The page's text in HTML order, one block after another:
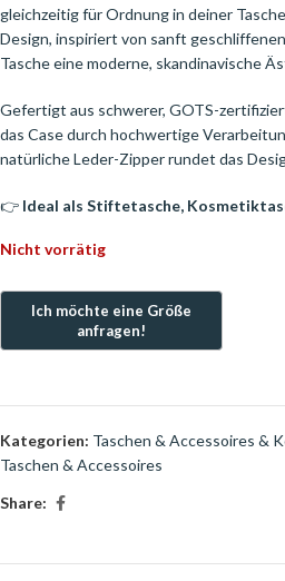
gleichzeitig für Ordnung in deiner
Design, inspiriert von sanft
Tasche eine moderne, skandinavische
Gefertigt aus schwerer, GOTS-
das Case durch hochwertige
natürliche Leder-Zipper rundet das
👉 Ideal als Stiftetasche,
Nicht vorrätig
Kategorien: Taschen & Accessoires &
Taschen & Accessoires
Share: